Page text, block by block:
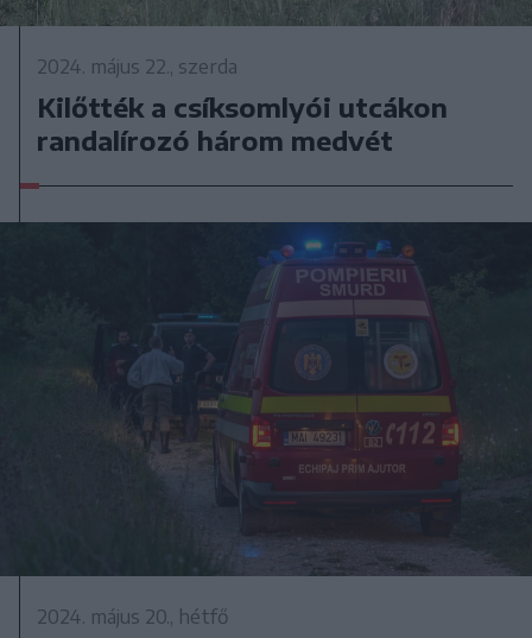
2024. május 22., szerda
Kilőtték a csíksomlyói utcákon
randalírozó három medvét
2024. május 20., hétfő